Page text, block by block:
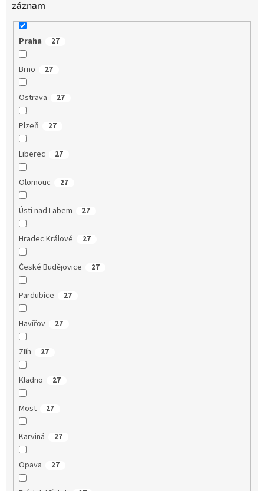
záznam
Praha 27
Brno 27
Ostrava 27
Plzeň 27
Liberec 27
Olomouc 27
Ústí nad Labem 27
Hradec Králové 27
České Budějovice 27
Pardubice 27
Havířov 27
Zlín 27
Kladno 27
Most 27
Karviná 27
Opava 27